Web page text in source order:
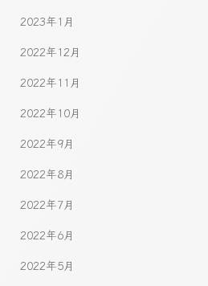
2023年1月
2022年12月
2022年11月
2022年10月
2022年9月
2022年8月
2022年7月
2022年6月
2022年5月